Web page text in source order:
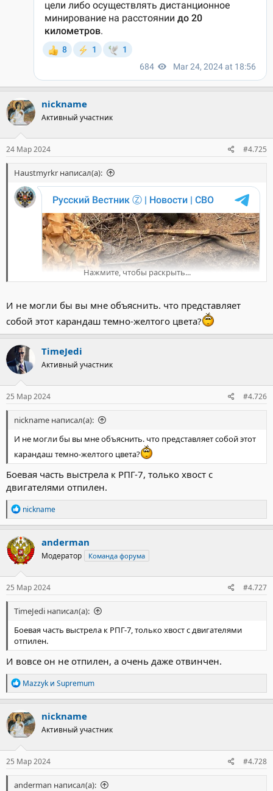
nickname
Активный участник
24 Мар 2024 #4.725
Haustmyrkr написал(а):
Нажмите, чтобы раскрыть...
И не могли бы вы мне объяснить. что представляет
собой этот карандаш темно-желтого цвета?
TimeJedi
Активный участник
25 Мар 2024 #4.726
nickname написал(а):
И не могли бы вы мне объяснить. что представляет собой этот
карандаш темно-желтого цвета?
Боевая часть выстрела к РПГ-7, только хвост с
двигателями отпилен.
Р
е
а
к
ц
и
и
:
nickname
anderman
Модератор Команда форума
25 Мар 2024 #4.727
TimeJedi написал(а):
Боевая часть выстрела к РПГ-7, только хвост с двигателями
отпилен.
И вовсе он не отпилен, а очень даже отвинчен.
Р
е
а
к
ц
и
и
:
Mazzyk и Supremum
nickname
Активный участник
25 Мар 2024 #4.728
anderman написал(а):